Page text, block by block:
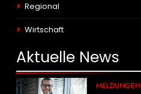
Regional
Wirtschaft
Aktuelle News
MELDUNGEN